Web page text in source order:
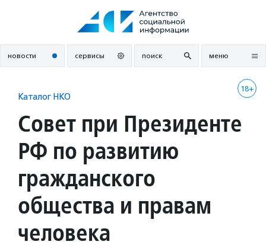
новости сервисы поиск меню
18+
Каталог НКО
Совет при Президенте
РФ по развитию
гражданского
общества и правам
человека